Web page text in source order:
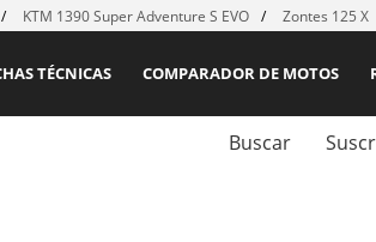
KTM 1390 Super Adventure S EVO Zontes 125 X
COMPARADOR DE MOTOS
TÉCNICAS
Buscar